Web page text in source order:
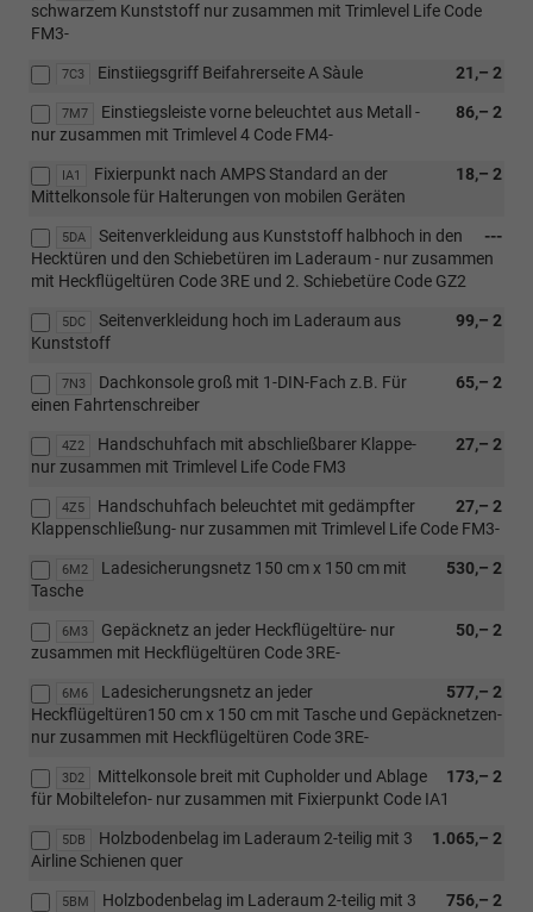
schwarzem Kunststoff nur zusammen mit Trimlevel Life Code
FM3-
7C3 21,– 2
Einstiiegsgriff Beifahrerseite A Sàule
7M7 86,– 2
Einstiegsleiste vorne beleuchtet aus Metall -
nur zusammen mit Trimlevel 4 Code FM4-
IA1 18,– 2
Fixierpunkt nach AMPS Standard an der
Mittelkonsole für Halterungen von mobilen Geräten
5DA ---
Seitenverkleidung aus Kunststoff halbhoch in den
Hecktüren und den Schiebetüren im Laderaum - nur zusammen
mit Heckflügeltüren Code 3RE und 2. Schiebetüre Code GZ2
5DC 99,– 2
Seitenverkleidung hoch im Laderaum aus
Kunststoff
7N3 65,– 2
Dachkonsole groß mit 1-DIN-Fach z.B. Für
einen Fahrtenschreiber
4Z2 27,– 2
Handschuhfach mit abschließbarer Klappe-
nur zusammen mit Trimlevel Life Code FM3
4Z5 27,– 2
Handschuhfach beleuchtet mit gedämpfter
Klappenschließung- nur zusammen mit Trimlevel Life Code FM3-
6M2 530,– 2
Ladesicherungsnetz 150 cm x 150 cm mit
Tasche
6M3 50,– 2
Gepäcknetz an jeder Heckflügeltüre- nur
zusammen mit Heckflügeltüren Code 3RE-
6M6 577,– 2
Ladesicherungsnetz an jeder
Heckflügeltüren150 cm x 150 cm mit Tasche und Gepäcknetzen-
nur zusammen mit Heckflügeltüren Code 3RE-
3D2 173,– 2
Mittelkonsole breit mit Cupholder und Ablage
für Mobiltelefon- nur zusammen mit Fixierpunkt Code IA1
5DB 1.065,– 2
Holzbodenbelag im Laderaum 2-teilig mit 3
Airline Schienen quer
5BM 756,– 2
Holzbodenbelag im Laderaum 2-teilig mit 3